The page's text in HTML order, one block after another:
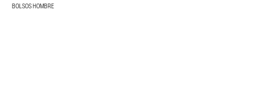
BOLSOS HOMBRE